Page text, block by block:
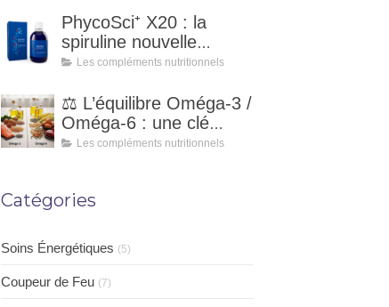
accompagner ?
PhycoSci⁺ X20 : la
spiruline nouvelle
génération pour votre
Les compléments nutritionnels
⚖️ L’équilibre Oméga-3 /
Oméga-6 : une clé
essentielle pour notre
Les compléments nutritionnels
Catégories
Soins Énergétiques (5)
Coupeur de Feu (7)